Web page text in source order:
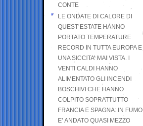
CONTE
LE ONDATE DI CALORE DI
QUEST’ESTATE HANNO
PORTATO TEMPERATURE
RECORD IN TUTTA EUROPA E
UNA SICCITA’ MAI VISTA. I
VENTI CALDI HANNO
ALIMENTATO GLI INCENDI
BOSCHIVI CHE HANNO
COLPITO SOPRATTUTTO
FRANCIA E SPAGNA: IN FUMO
E’ ANDATO QUASI MEZZO